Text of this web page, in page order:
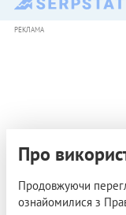
РЕКЛАМА
Про
Продовжуючи
ознайомилися з